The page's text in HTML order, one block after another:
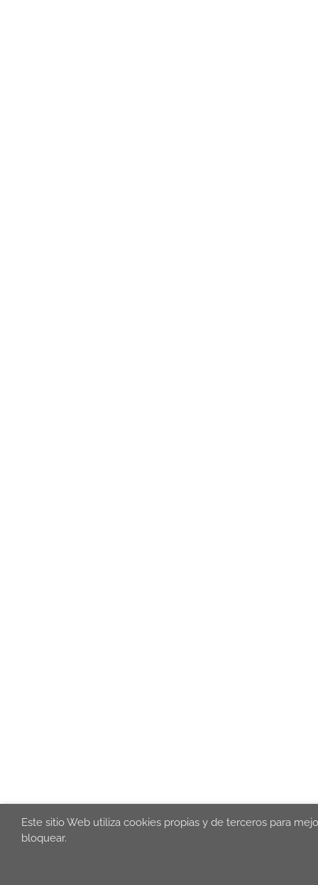
Este sitio Web utiliza cookies propias y de terceros para
bloquear.